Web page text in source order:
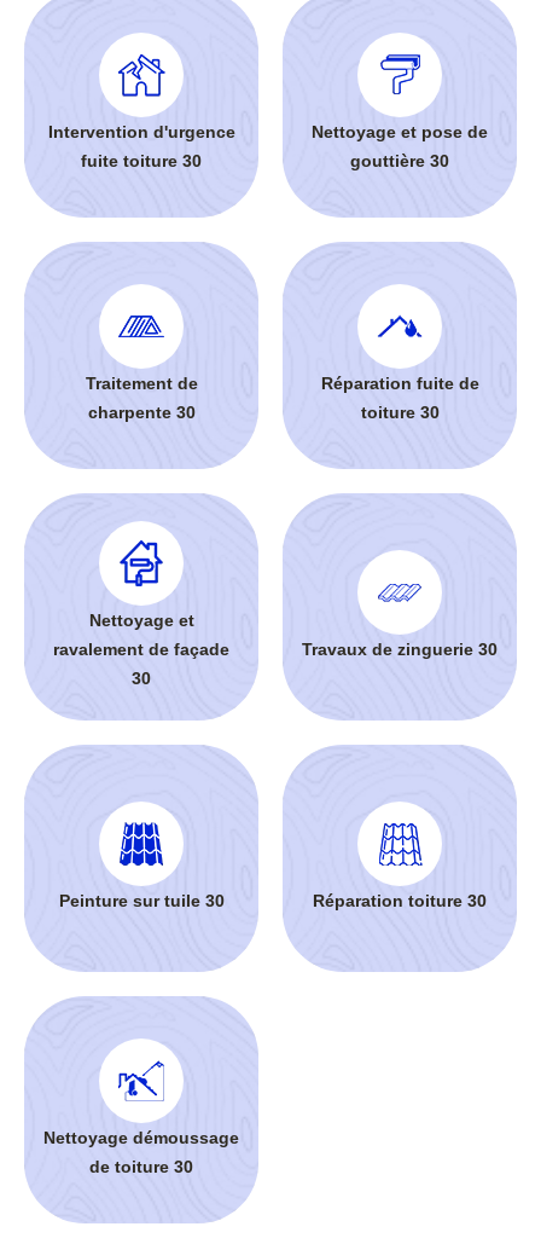
Intervention d'urgence
fuite toiture 30
Nettoyage et pose de
gouttière 30
Traitement de
charpente 30
Réparation fuite de
toiture 30
Nettoyage et
ravalement de façade
30
Travaux de zinguerie 30
Peinture sur tuile 30 Réparation toiture 30
Nettoyage démoussage
de toiture 30